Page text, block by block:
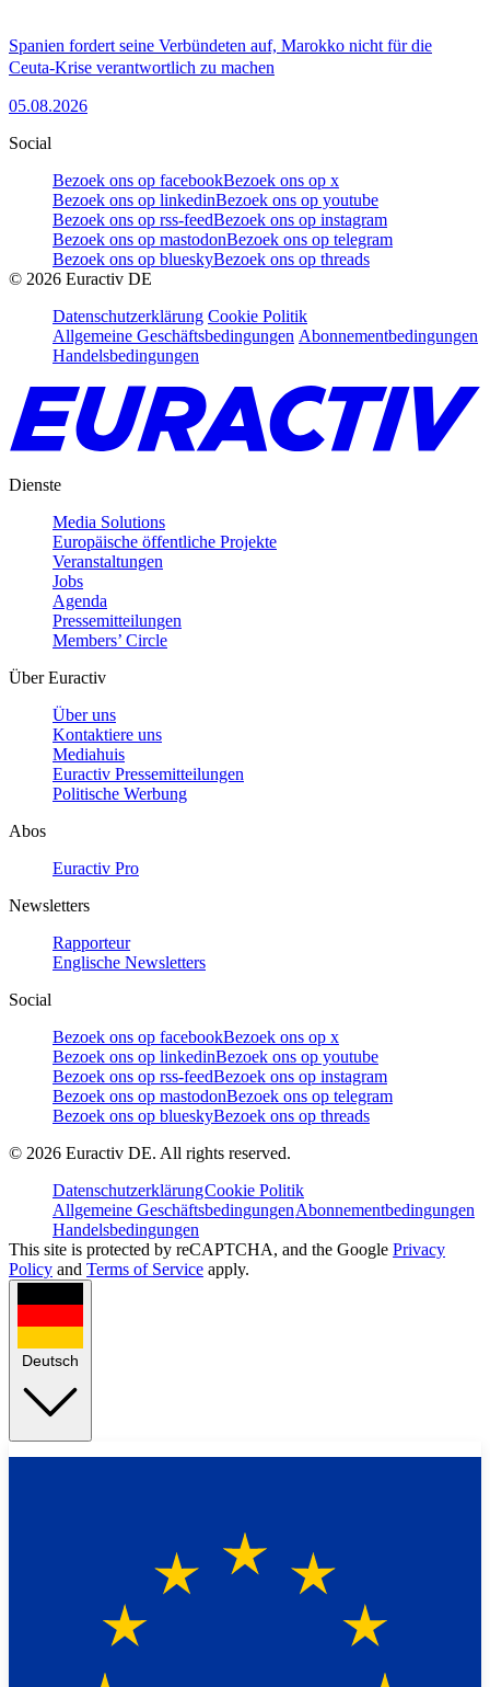
Spanien fordert seine Verbündeten auf, Marokko nicht für die
Ceuta-Krise verantwortlich zu machen
05.08.2026
Social
Bezoek ons op facebookBezoek ons op x
Bezoek ons op linkedinBezoek ons op youtube
Bezoek ons op rss-feedBezoek ons op instagram
Bezoek ons op mastodonBezoek ons op telegram
Bezoek ons op blueskyBezoek ons op threads
© 2026 Euractiv DE
Datenschutzerklärung Cookie Politik
Allgemeine Geschäftsbedingungen Abonnementbedingungen
Handelsbedingungen
Dienste
Media Solutions
Europäische öffentliche Projekte
Veranstaltungen
Jobs
Agenda
Pressemitteilungen
Members’ Circle
Über Euractiv
Über uns
Kontaktiere uns
Mediahuis
Euractiv Pressemitteilungen
Politische Werbung
Abos
Euractiv Pro
Newsletters
Rapporteur
Englische Newsletters
Social
Bezoek ons op facebookBezoek ons op x
Bezoek ons op linkedinBezoek ons op youtube
Bezoek ons op rss-feedBezoek ons op instagram
Bezoek ons op mastodonBezoek ons op telegram
Bezoek ons op blueskyBezoek ons op threads
© 2026 Euractiv DE. All rights reserved.
DatenschutzerklärungCookie Politik
Allgemeine GeschäftsbedingungenAbonnementbedingungen
Handelsbedingungen
This site is protected by reCAPTCHA, and the Google Privacy
Policy and Terms of Service apply.
Deutsch